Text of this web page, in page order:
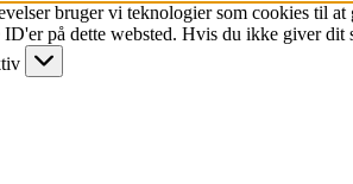
bruger vi teknologier som cookies til
på dette websted. Hvis du ikke giver